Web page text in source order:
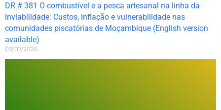
DR # 381 O combustível e a pesca artesanal na linha da
inviabilidade: Custos, inflação e vulnerabilidade nas
comunidades piscatórias de Moçambique (English version
available)
09/07/2026